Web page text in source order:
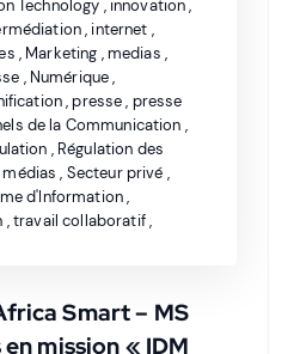
Technology , innovation,
, internet ,
, Marketing ,medias ,
, Numérique,
,presse, presse
de la Communication ,
, Régulation des
, Secteur privé ,
d'Information,
,travail collaboratif,
Smart – MS
mission « IDM